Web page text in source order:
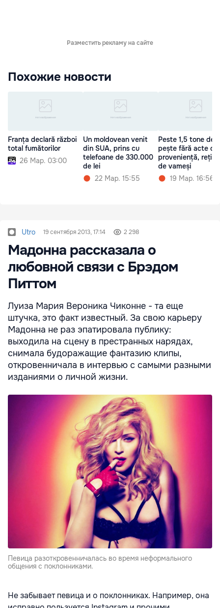
Разместить рекламу на сайте
Похожие новости
Franța declară război
total fumătorilor
26 Мар. 03:00
Un moldovean venit
din SUA, prins cu
telefoane de 330.000
de lei
22 Мар. 15:55
Peste 1,5 tone de
pește fără acte de
proveniență,
de vameși
19 Мар. 16:56
Utro 19 сентября 2013, 17:14 2 298
Мадонна рассказала о
любовной связи с Брэдом
Питтом
Луиза Мария Вероника Чиконне - та еще
штучка, это факт известный. За свою карьеру
Мадонна не раз эпатировала публику:
выходила на сцену в престранных нарядах,
снимала будоражащие фантазию клипы,
откровенничала в интервью с самыми разными
изданиями о личной жизни.
Певица разоткровенничалась во время неформального
общения с поклонниками.
Не забывает певица и о поклонниках. Например, она